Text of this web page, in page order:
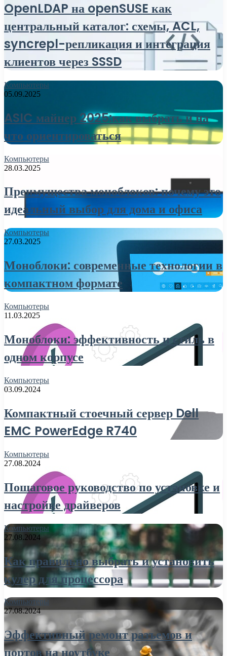
OpenLDAP на openSUSE как
центральный каталог: схемы, ACL,
syncrepl-репликация и интеграция
клиентов через SSSD
Компьютеры
05.09.2025
ASIC майнер 2025:как выбрать и на
что ориентироваться
Компьютеры
28.03.2025
Преимущества моноблоков: почему это
идеальный выбор для дома и офиса
Компьютеры
27.03.2025
Моноблоки: современные технологии в
компактном формате
Компьютеры
11.03.2025
Моноблоки: эффективность и стиль в
одном корпусе
Компьютеры
03.09.2024
Компактный стоечный сервер Dell
EMC PowerEdge R740
Компьютеры
27.08.2024
Пошаговое руководство по установке и
настройке драйверов
Компьютеры
27.08.2024
Как правильно выбрать и установить
кулер для процессора
Компьютеры
27.08.2024
Эффективный ремонт разъемов и
портов на ноутбуке